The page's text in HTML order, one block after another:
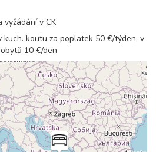
v CK
kuch. koutu za poplatek 50 €/týden, v
10 €/den